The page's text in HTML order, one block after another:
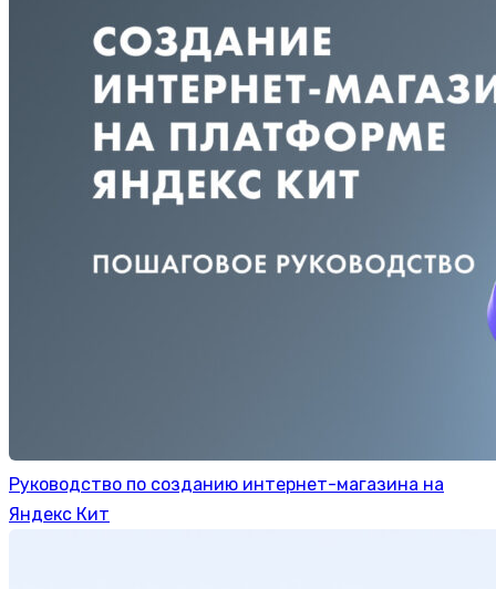
Руководство по созданию интернет-магазина на
Яндекс Кит